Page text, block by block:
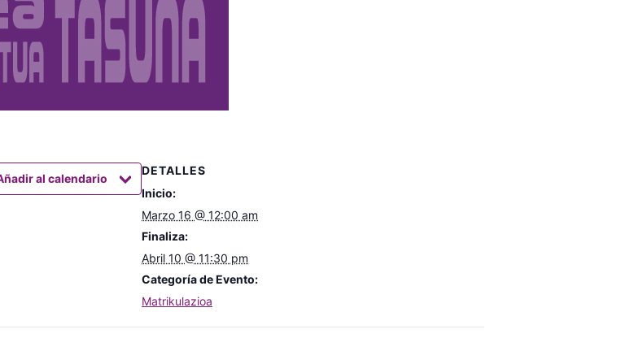
al calendario
DETALLES
Inicio:
Marzo 16 @ 12:00 am
Finaliza:
Abril 10 @ 11:30 pm
Categoría de Evento:
Matrikulazioa